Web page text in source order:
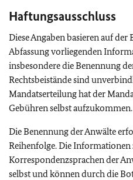
Haftungsausschluss
Diese Angaben basieren auf
Abfassung vorliegenden
insbesondere die Benennung
Rechtsbeistände sind
Mandatserteilung hat der
Gebühren selbst aufzukommen.
Die Benennung der Anwälte
Reihenfolge. Die
Korrespondenzsprachen der
selbst und können durch die